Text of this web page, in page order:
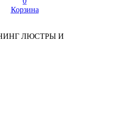
Корзина
ЛЮСТРЫ И